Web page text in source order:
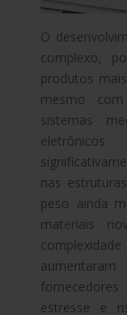
O
complexo,
produtos
mesmo
sistemas
nas
peso ainda
materiais
estresse e